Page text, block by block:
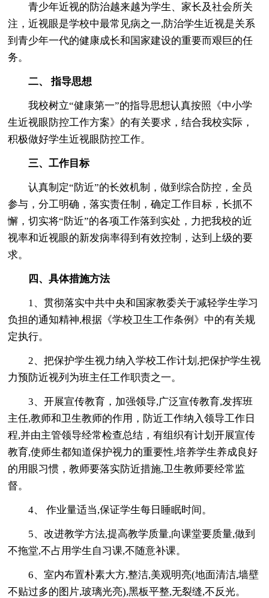
青少年近视的防治越来越为学生、家长及社会所关
注，近视眼是学校中最常见病之一,防治学生近视是关系
到青少年一代的健康成长和国家建设的重要而艰巨的任
务。
二、 指导思想
我校树立“健康第一”的指导思想认真按照《中小学
生近视眼防控工作方案》的有关要求，结合我校实际，
积极做好学生近视眼防控工作。
三、工作目标
认真制定“防近”的长效机制，做到综合防控，全员
参与，分工明确，落实责任制，确定工作目标，长抓不
懈，切实将“防近”的各项工作落到实处，力把我校的近
视率和近视眼的新发病率得到有效控制，达到上级的要
求。
四、具体措施方法
1、贯彻落实中共中央和国家教委关于减轻学生学习
负担的通知精神,根据《学校卫生工作条例》中的有关规
定执行。
2、把保护学生视力纳入学校工作计划,把保护学生视
力预防近视列为班主任工作职责之一。
3、开展宣传教育，加强领导,广泛宣传教育,发挥班
主任,教师和卫生教师的作用，防近工作纳入领导工作日
程,并由主管领导经常检查总结，有组织有计划开展宣传
教育,使师生都知道保护视力的重要性,培养学生养成良好
的用眼习惯，教师要落实防近措施,卫生教师要经常监
督。
4、 作业量适当,保证学生每日睡眠时间。
5、改进教学方法,提高教学质量,向课堂要质量,做到
不拖堂,不占用学生自习课,不随意补课。
6、室内布置朴素大方,整洁,美观明亮(地面清洁,墙壁
不贴过多的图片,玻璃光亮),黑板平整,无裂缝,不反光。